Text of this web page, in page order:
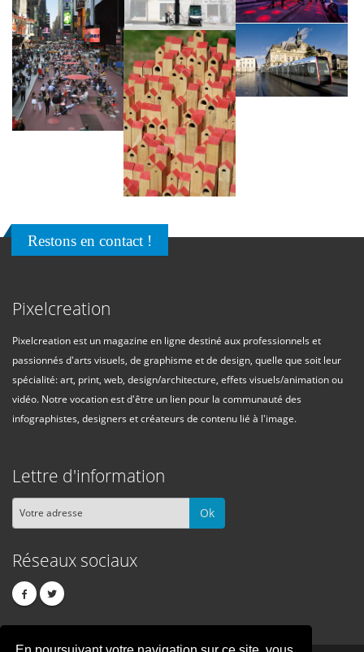
Restons en contact !
Pixelcreation
Pixelcreation est un magazine en ligne destiné aux professionnels et
passionnés d'arts visuels, de graphisme et de design, quelle que soit leur
spécialité: art, print, web, design/architecture, effets visuels/animation ou
vidéo. Notre vocation est d'être un lien pour la communauté des
infographistes, designers et créateurs de contenu lié à l'image.
Lettre d'information
Ok
Réseaux sociaux